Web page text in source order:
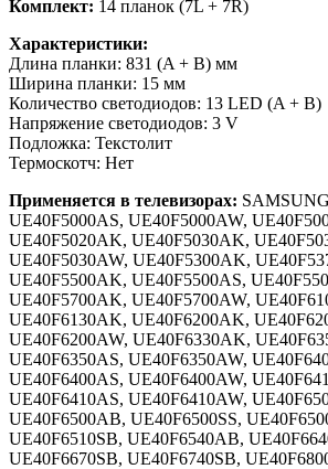
Комплект: 14 планок (7L + 7R)
Характеристики:
Длина планки: 831 (A + B) мм
Ширина планки: 15 мм
Количество светодиодов: 13 LED (A + B)
Напряжение светодиодов: 3 V
Подложка: Текстолит
Термоскотч: Нет
Применяется в телевизорах:
UE40F5000AS, UE40F5000AW,
UE40F5020AK, UE40F5030AK,
UE40F5030AW, UE40F5300AK,
UE40F5500AK, UE40F5500AS,
UE40F5700AK, UE40F5700AW,
UE40F6130AK, UE40F6200AK,
UE40F6200AW, UE40F6330AK,
UE40F6350AS, UE40F6350AW,
UE40F6400AS, UE40F6400AW,
UE40F6410AS, UE40F6410AW,
UE40F6500AВ, UE40F6500SS,
UE40F6510SВ, UE40F6540AВ,
UE40F6670SВ, UE40F6740SВ,